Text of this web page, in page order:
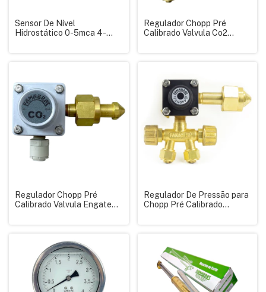
Sensor De Nível
Hidrostático 0-5mca 4-
Regulador Chopp Pré
Calibrado Valvula Co2
Regulador Chopp Pré
Calibrado Valvula Engate
Regulador De Pressão para
Chopp Pré Calibrado